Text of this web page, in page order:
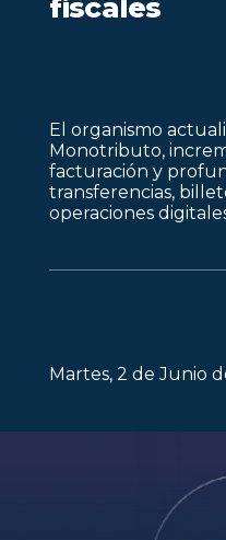
fiscales
El organismo
Monotributo,
facturación y
transferencias,
operaciones
Martes, 2 de Junio